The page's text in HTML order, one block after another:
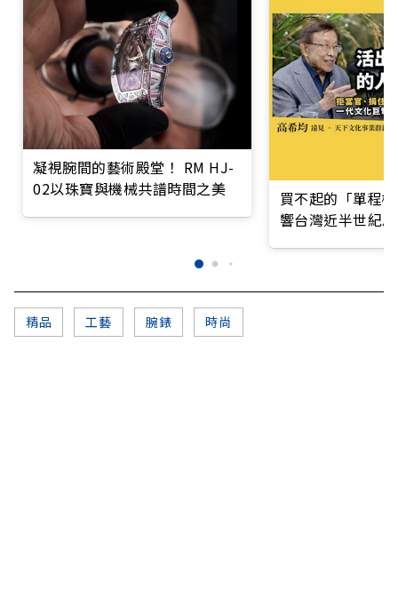
凝視腕間的藝術殿堂！ RM HJ-
02以珠寶與機械共譜時間之美
買不起的「單程
響台灣近半世紀
精品 工藝 腕錶 時尚